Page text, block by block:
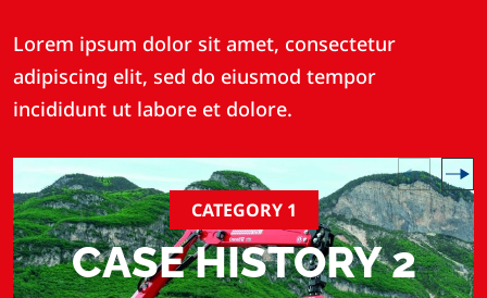
Lorem ipsum dolor sit amet, consectetur
adipiscing elit, sed do eiusmod tempor
incididunt ut labore et dolore.
CATEGORY 1
CASE HISTORY 2